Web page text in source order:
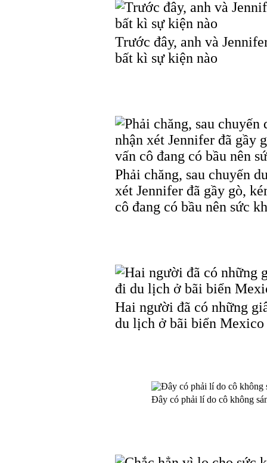
Trước đây, anh và
bất kì sự kiện nào
Phải chăng, sau chuyến
xét Jennifer đã gầy gò,
cô đang có bầu nên sức
Hai người đã có những
du lịch ở bãi biển Mexico
Đây có phải lí do cô không